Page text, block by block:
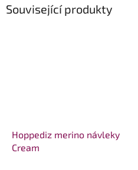
Související produkty
Hoppediz merino návleky
Cream